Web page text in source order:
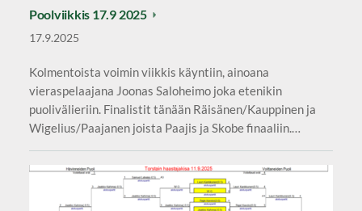
Poolviikkis 17.9 2025
17.9.2025
Kolmentoista voimin viikkis käyntiin, ainoana
vieraspelaajana Joonas Saloheimo joka etenikin
puolivälieriin. Finalistit tänään Räisänen/Kauppinen ja
Wigelius/Paajanen joista Paajis ja Skobe finaaliin.…